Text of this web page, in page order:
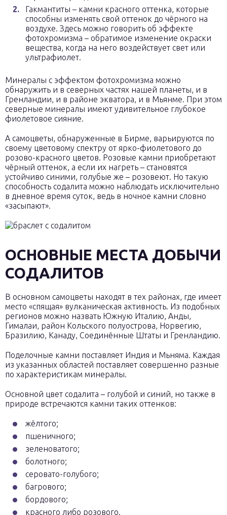
Гакмантиты – камни красного оттенка, которые
способны изменять свой оттенок до чёрного на
воздухе. Здесь можно говорить об эффекте
фотохромизма – обратимое изменение окраски
вещества, когда на него воздействует свет или
ультрафиолет.
Минералы с эффектом фотохромизма можно
обнаружить и в северных частях нашей планеты, и в
Гренландии, и в районе экватора, и в Мьянме. При этом
северные минералы имеют удивительное глубокое
фиолетовое сияние.
А самоцветы, обнаруженные в Бирме, варьируются по
своему цветовому спектру от ярко-фиолетового до
розово-красного цветов. Розовые камни приобретают
чёрный оттенок, а если их нагреть – становятся
устойчиво синими, голубые же – розовеют. Но такую
способность содалита можно наблюдать исключительно
в дневное время суток, ведь в ночное камни словно
«засыпают».
ОСНОВНЫЕ МЕСТА ДОБЫЧИ
СОДАЛИТОВ
В основном самоцветы находят в тех районах, где имеет
место «спящая» вулканическая активность. Из подобных
регионов можно назвать Южную Италию, Анды,
Гималаи, район Кольского полуострова, Норвегию,
Бразилию, Канаду, Соединённые Штаты и Гренландию.
Поделочные камни поставляет Индия и Мьняма. Каждая
из указанных областей поставляет совершенно разные
по характеристикам минералы.
Основной цвет содалита – голубой и синий, но также в
природе встречаются камни таких оттенков:
жёлтого;
пшеничного;
зеленоватого;
болотного;
серовато-голубого;
багрового;
бордового;
красного либо розового.